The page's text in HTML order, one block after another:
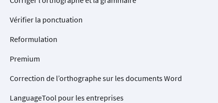
Vérifier la ponctuation
Reformulation
Premium
Correction de l’orthographe sur les documents Word
LanguageTool pour les entreprises